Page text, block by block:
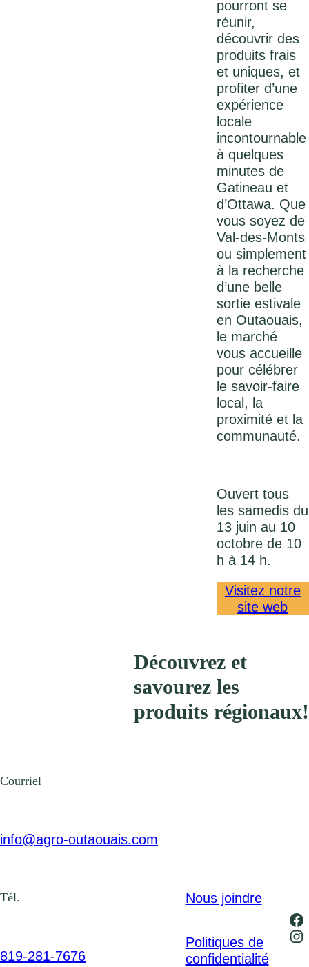
pourront se
réunir,
découvrir des
produits frais
et uniques, et
profiter d’une
expérience
locale
incontournable
à quelques
minutes de
Gatineau et
d’Ottawa. Que
vous soyez de
Val-des-Monts
ou simplement
à la recherche
d’une belle
sortie estivale
en Outaouais,
le marché
vous accueille
pour célébrer
le savoir-faire
local, la
proximité et la
communauté.
Ouvert tous
les samedis du
13 juin au 10
octobre de 10
h à 14 h.
Visitez notre
site web
Découvrez et
savourez les
produits régionaux!
Courriel
info@agro-outaouais.com
Tél.
819-281-7676
Nous joindre
Politiques de
confidentialité